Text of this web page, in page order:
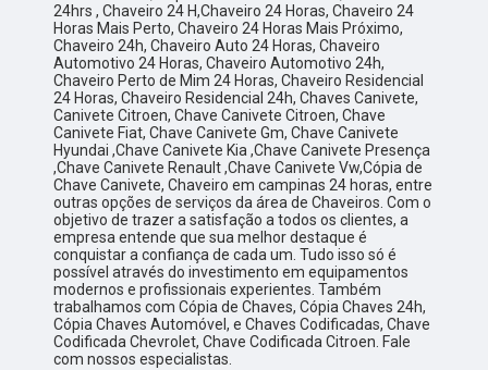
24hrs , Chaveiro 24 H,Chaveiro 24 Horas, Chaveiro 24
Horas Mais Perto, Chaveiro 24 Horas Mais Próximo,
Chaveiro 24h, Chaveiro Auto 24 Horas, Chaveiro
Automotivo 24 Horas, Chaveiro Automotivo 24h,
Chaveiro Perto de Mim 24 Horas, Chaveiro Residencial
24 Horas, Chaveiro Residencial 24h, Chaves Canivete,
Canivete Citroen, Chave Canivete Citroen, Chave
Canivete Fiat, Chave Canivete Gm, Chave Canivete
Hyundai ,Chave Canivete Kia ,Chave Canivete Presença
,Chave Canivete Renault ,Chave Canivete Vw,Cópia de
Chave Canivete, Chaveiro em campinas 24 horas, entre
outras opções de serviços da área de Chaveiros. Com o
objetivo de trazer a satisfação a todos os clientes, a
empresa entende que sua melhor destaque é
conquistar a confiança de cada um. Tudo isso só é
possível através do investimento em equipamentos
modernos e profissionais experientes. Também
trabalhamos com Cópia de Chaves, Cópia Chaves 24h,
Cópia Chaves Automóvel, e Chaves Codificadas, Chave
Codificada Chevrolet, Chave Codificada Citroen. Fale
com nossos especialistas.